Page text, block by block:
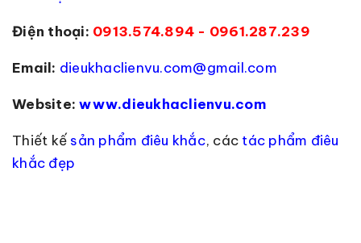
Điện thoại: 0913.574.894 - 0961.287.239
Email: dieukhaclienvu.com@gmail.com
Website:www.dieukhaclienvu.com
Thiết kế sản phẩm điêu khắc, các tác phẩm điêu
khắc đẹp